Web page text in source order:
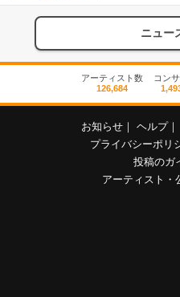
ニュー
アーティスト数
126,684
コン
お知らせ ｜ ヘルプ｜
プライバシーポリ
投稿のガ
アーティスト・